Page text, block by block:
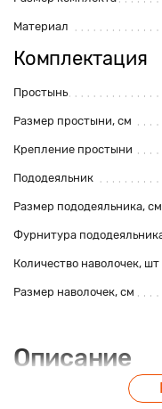
Материал
Комплектация
Простынь
Размер простыни, см
Крепление простыни
Пододеяльник
Размер пододеяльника, см
Фурнитура
Количество наволочек, шт
Размер наволочек, см
Описание
Постельное белье из